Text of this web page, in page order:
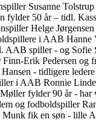
Susanne
fylder 50 år – tidl.
Helge
i AAB
AAB spiller - og Sofie
Erik Pedersen og
- tidligere
i AAB Ronnie
fylder 90 år -
og fodboldspiller
fik en søn - lille